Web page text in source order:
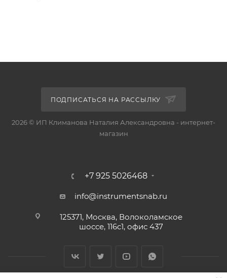
ПОДПИСАТЬСЯ НА РАССЫЛКУ
2026 © ИП Климанова Наталия Александровна - интернет-
магазин
+7 925 5026468
info@instrumentsnab.ru
125371, Москва, Волоколамское
шоссе, 116с1, офис 437